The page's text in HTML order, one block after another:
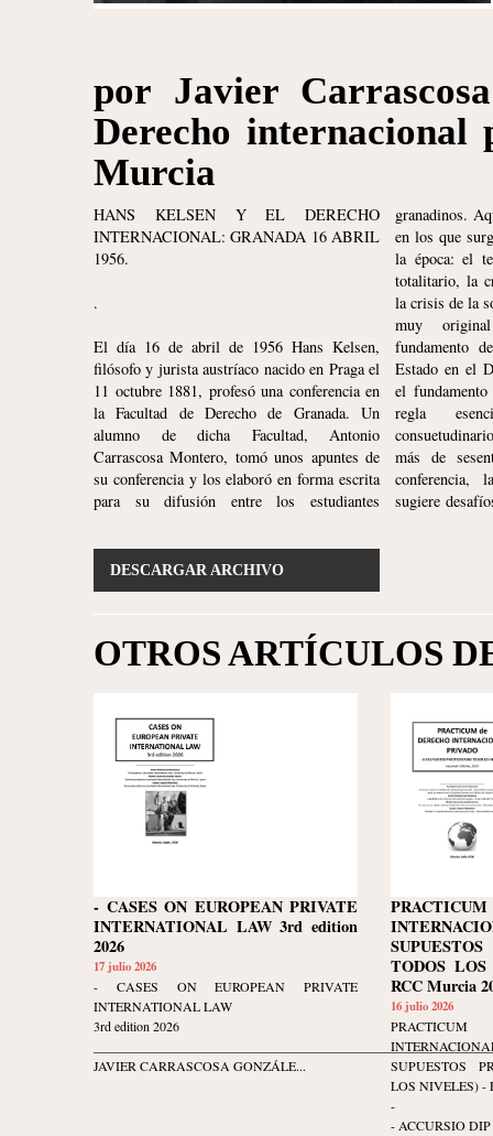
por Javier
Derecho internacional
Murcia
HANS KELSEN Y EL DERECHO
INTERNACIONAL: GRANADA 16 ABRIL
1956.
.
El día 16 de abril de 1956 Hans Kelsen,
filósofo y jurista austríaco nacido en Praga el
11 octubre 1881, profesó una conferencia en
la Facultad de Derecho de Granada. Un
alumno de dicha Facultad, Antonio
Carrascosa Montero, tomó unos apuntes de
su conferencia y los elaboró en forma escrita
para su difusión entre los estudiantes
granadinos.
en los que
la época: el
totalitario, la
la crisis de la
muy
fundamento del Derecho nacional de cada
Estado en el Derecho Internacional Público,
el fundamento de éste en la costumbre y la
regla esencial de este Derecho
consuetudinario: Pacta Sunt Servanda. Hoy,
más de sesenta años después de aquella
conferencia, la lectura de estos párrafos
sugiere desafíos intelectuales que constituyen
un placer para
DESCARGAR ARCHIVO
OTROS ARTÍCULOS
- CASES ON EUROPEAN PRIVATE
INTERNATIONAL LAW 3rd edition
2026
17 julio 2026
- CASES ON EUROPEAN PRIVATE
INTERNATIONAL LAW
3rd edition 2026
JAVIER CARRASCOSA GONZÁLE...
TODOS
RCC Murcia
16 julio 2026
SUPUESTOS
LOS NIVELES) -
-
- ACCURSIO DIP